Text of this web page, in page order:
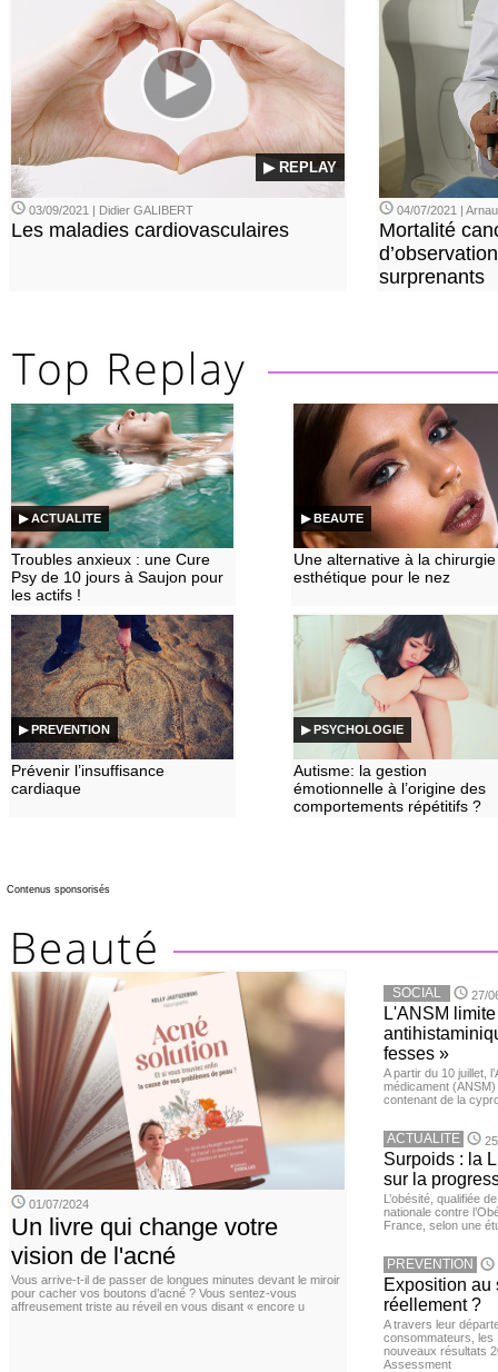
▶ REPLAY
03/09/2021 | Didier GALIBERT
Les maladies cardiovasculaires
04/07/2021 |
Mortalité
surprenants
▶ ACTUALITE
Troubles anxieux : une Cure
Psy de 10 jours à Saujon pour
les actifs !
▶ BEAUTE
Une alternative à la chirurgie
esthétique pour le nez
▶ PREVENTION
Prévenir l’insuffisance
cardiaque
▶ PSYCHOLOGIE
Autisme: la gestion
émotionnelle à l’origine des
comportements répétitifs ?
Contenus sponsorisés
01/07/2024
Un livre qui change votre
vision de l'acné
Vous arrive-t-il de passer de longues minutes devant le miroir
pour cacher vos boutons d’acné ? Vous sentez-vous
affreusement triste au réveil en vous disant « encore u
SOCIAL 27/
L'ANSM
fesses »
A partir du 10 juillet,
médicament
contenant de la
ACTUALITE
Surpoids : la
sur la
L’obésité, qualifiée
nationale contre
France, selon une
PREVENTION
Exposition au
réellement ?
A travers leur
consommateurs, les
nouveaux résultats
Assessment